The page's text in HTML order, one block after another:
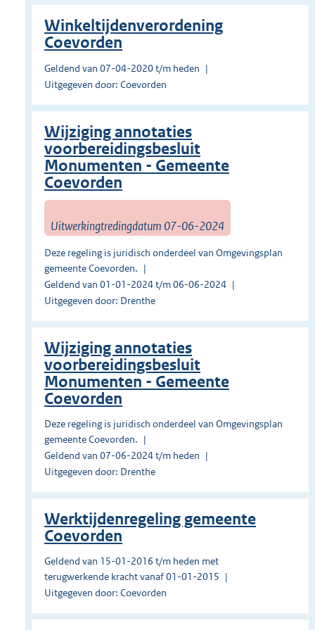
Winkeltijdenverordening
Coevorden
Geldend van 07-04-2020 t/m heden
Uitgegeven door: Coevorden
Wijziging annotaties
voorbereidingsbesluit
Monumenten - Gemeente
Coevorden
Uitwerkingtredingdatum 07-06-2024
Deze regeling is juridisch onderdeel van Omgevingsplan
gemeente Coevorden.
Geldend van 01-01-2024 t/m 06-06-2024
Uitgegeven door: Drenthe
Wijziging annotaties
voorbereidingsbesluit
Monumenten - Gemeente
Coevorden
Deze regeling is juridisch onderdeel van Omgevingsplan
gemeente Coevorden.
Geldend van 07-06-2024 t/m heden
Uitgegeven door: Drenthe
Werktijdenregeling gemeente
Coevorden
Geldend van 15-01-2016 t/m heden met
terugwerkende kracht vanaf 01-01-2015
Uitgegeven door: Coevorden